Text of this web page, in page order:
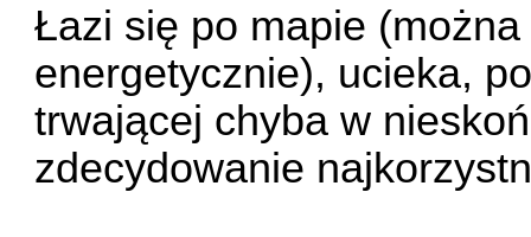
Łazi się po mapie
energetycznie), ucieka,
trwającej chyba w
zdecydowanie